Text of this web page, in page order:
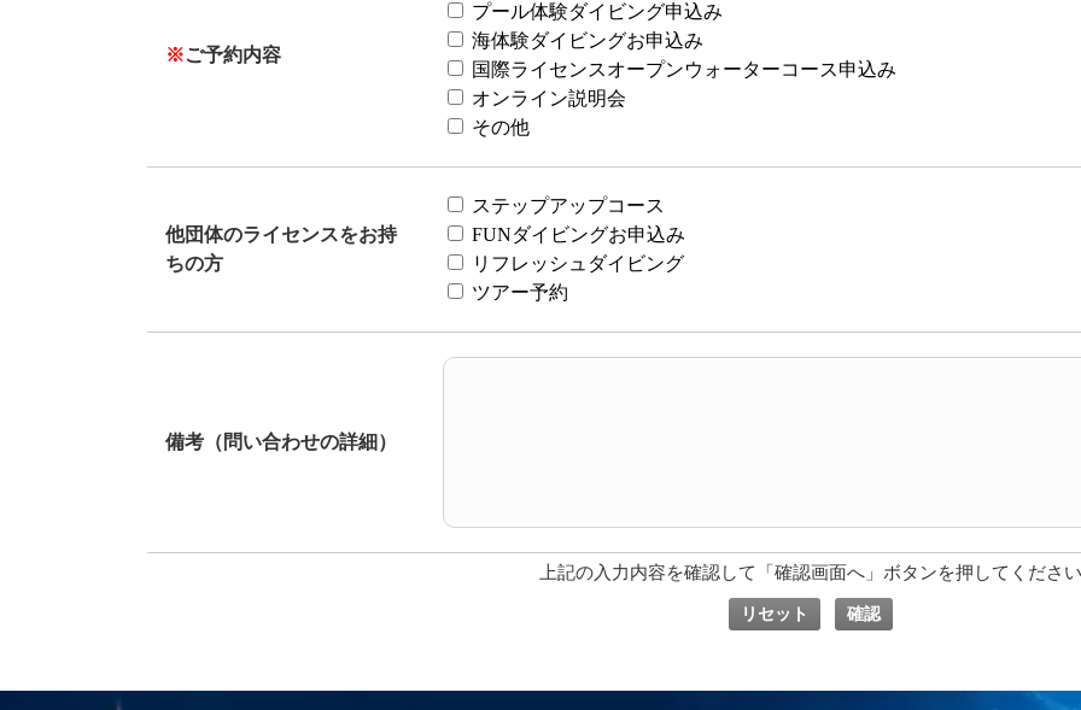
※ご予約内容
プール体験ダイビング申込み
海体験ダイビングお申込み
国際ライセンスオープンウォーターコース申込み
オンライン説明会
その他
他団体のライセンスをお持
ちの方
ステップアップコース
FUNダイビングお申込み
リフレッシュダイビング
ツアー予約
備考（問い合わせの詳細）
上記の入力内容を確認して「確認画面へ」ボタンを押してください